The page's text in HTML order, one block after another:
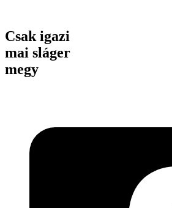
Csak igazi
mai sláger
megy